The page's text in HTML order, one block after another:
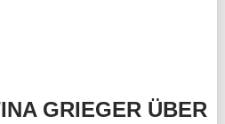
GRIEGER ÜBER